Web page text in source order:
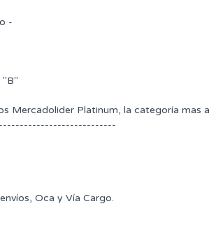
-
"B"
Mercadolider Platinum, la categoría mas
Oca y Vía Cargo.